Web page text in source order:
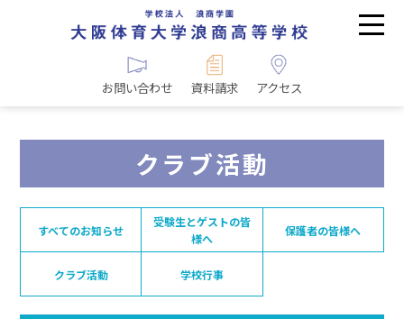
お問い合わせ 資料請求 アクセス
クラブ活動
すべてのお知らせ
受験生とゲストの皆
様へ
保護者の皆様へ
クラブ活動 学校行事